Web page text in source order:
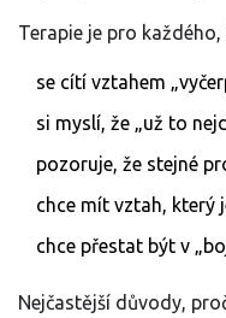
Terapie je pro každého,
se cítí vztahem
si myslí, že „už to
pozoruje, že stejné
chce mít vztah, který
chce přestat být v
Nejčastější důvody,